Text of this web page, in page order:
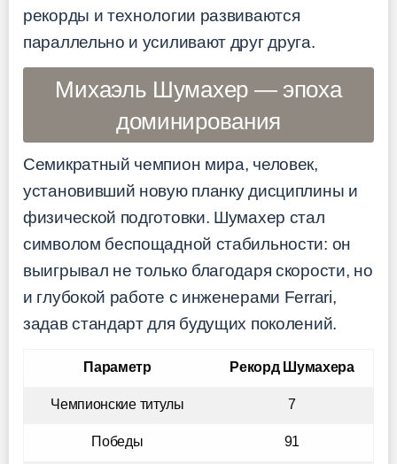
рекорды и технологии развиваются
параллельно и усиливают друг друга.
Михаэль Шумахер — эпоха
доминирования
Семикратный чемпион мира, человек,
установивший новую планку дисциплины и
физической подготовки. Шумахер стал
символом беспощадной стабильности: он
выигрывал не только благодаря скорости, но
и глубокой работе с инженерами Ferrari,
задав стандарт для будущих поколений.
Параметр Рекорд Шумахера
Чемпионские титулы 7
Победы 91